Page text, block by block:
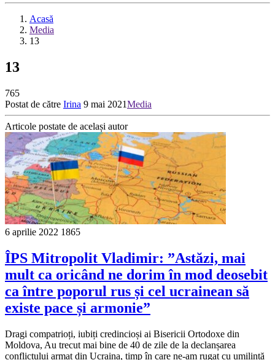
Acasă
Media
13
13
765
Postat de către Irina 9 mai 2021Media
Articole postate de același autor
6 aprilie 2022 1865
ÎPS Mitropolit Vladimir: ”Astăzi, mai
mult ca oricând ne dorim în mod deosebit
ca între poporul rus și cel ucrainean să
existe pace și armonie”
Dragi compatrioți, iubiți credincioși ai Bisericii Ortodoxe din
Moldova, Au trecut mai bine de 40 de zile de la declanșarea
conflictului armat din Ucraina, timp în care ne-am rugat cu umilință